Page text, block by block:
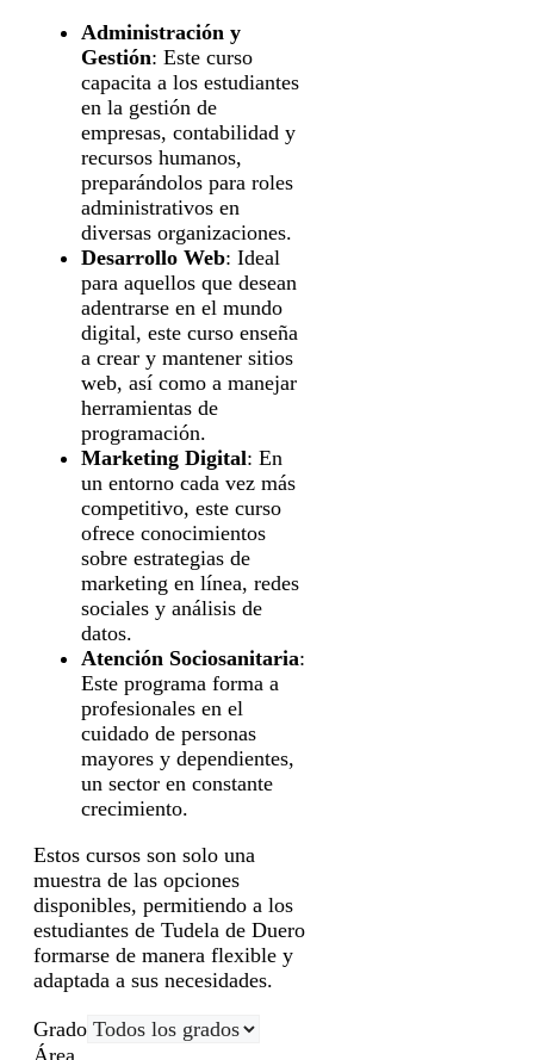
Administración y
Gestión: Este curso
capacita a los estudiantes
en la gestión de
empresas, contabilidad y
recursos humanos,
preparándolos para roles
administrativos en
diversas organizaciones.
Desarrollo Web: Ideal
para aquellos que desean
adentrarse en el mundo
digital, este curso enseña
a crear y mantener sitios
web, así como a manejar
herramientas de
programación.
Marketing Digital: En
un entorno cada vez más
competitivo, este curso
ofrece conocimientos
sobre estrategias de
marketing en línea, redes
sociales y análisis de
datos.
Atención Sociosanitaria:
Este programa forma a
profesionales en el
cuidado de personas
mayores y dependientes,
un sector en constante
crecimiento.
Estos cursos son solo una
muestra de las opciones
disponibles, permitiendo a los
estudiantes de Tudela de Duero
formarse de manera flexible y
adaptada a sus necesidades.
Grado